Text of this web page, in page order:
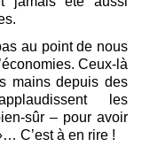
au point de nous
Ceux-là
mains depuis des
les
sûr – pour avoir
C’est à en rire !